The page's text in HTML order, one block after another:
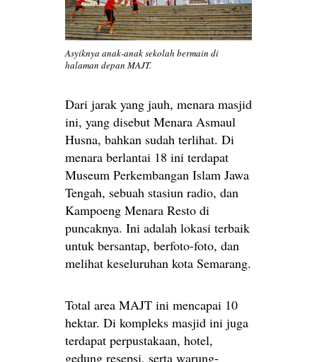
Asyiknya anak-anak sekolah bermain di
halaman depan MAJT.
Dari jarak yang jauh, menara masjid
ini, yang disebut Menara Asmaul
Husna, bahkan sudah terlihat. Di
menara berlantai 18 ini terdapat
Museum Perkembangan Islam Jawa
Tengah, sebuah stasiun radio, dan
Kampoeng Menara Resto di
puncaknya. Ini adalah lokasi terbaik
untuk bersantap, berfoto-foto, dan
melihat keseluruhan kota Semarang.
Total area MAJT ini mencapai 10
hektar. Di kompleks masjid ini juga
terdapat perpustakaan, hotel,
gedung resepsi, serta warung-